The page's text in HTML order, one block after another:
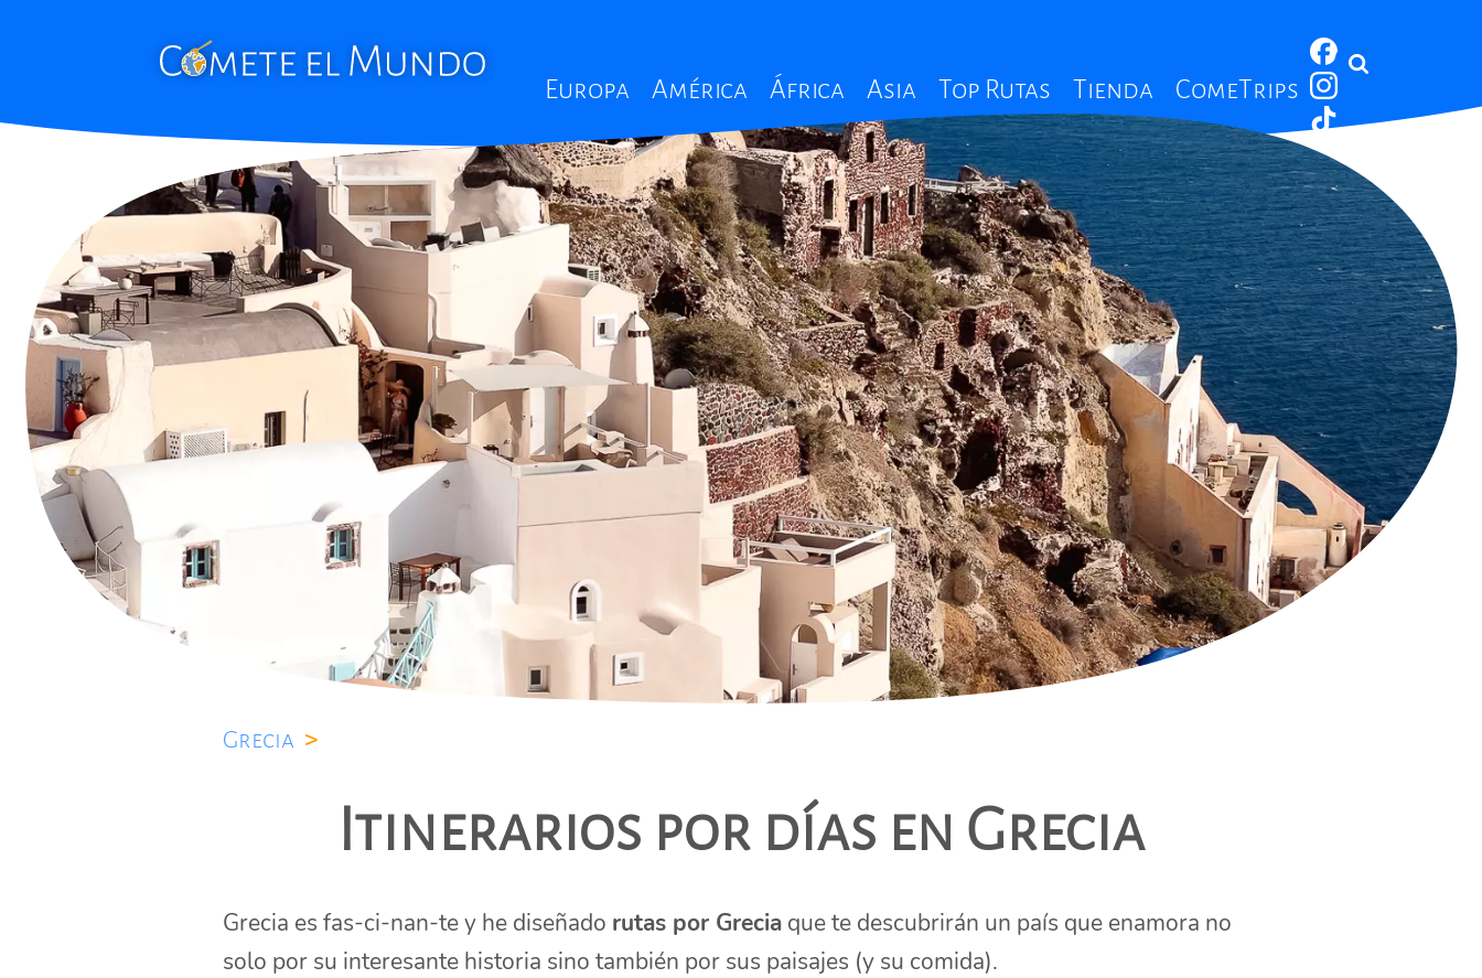
Main
navigation
Europa América África Asia Top Rutas Tienda ComeTrips
Grecia >
Itinerarios por días en Grecia
Grecia es fas-ci-nan-te y he diseñado rutas por Greciaque te descubrirán un país que enamora no
solo por su interesante historia sino también por sus paisajes (y su comida).